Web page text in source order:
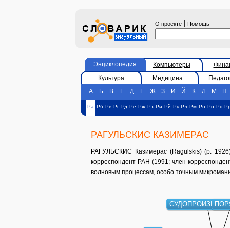
О проекте | Помощь
Энциклопедия Компьютеры
Культура
Медицина
А
Б В Г Д Е Ж З И Й К Л М Н
Ра Рб Рв Рг Рд Ре Рж Рз Ри Рй Рк Рл Рм Рн Ро Рп
РАГУЛЬСКИС КАЗИМЕРАС
РАГУЛЬСКИС Казимерас (Ragulskis) (р.
корреспондент РАН (1991; член-
волновым процессам, особо точным